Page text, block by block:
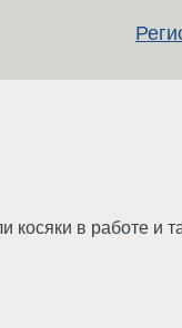
косяки в работе и